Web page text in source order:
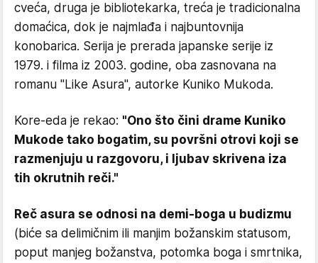
cveća, druga je bibliotekarka, treća je tradicionalna
domaćica, dok je najmlađa i najbuntovnija
konobarica. Serija je prerada japanske serije iz
1979. i filma iz 2003. godine, oba zasnovana na
romanu "Like Asura", autorke Kuniko Mukoda.
Kore-eda je rekao: "Ono što čini drame Kuniko
Mukode tako bogatim, su površni otrovi koji se
razmenjuju u razgovoru, i ljubav skrivena iza
tih okrutnih reči."
Reč asura se odnosi na demi-boga u budizmu
(biće sa delimičnim ili manjim božanskim statusom,
poput manjeg božanstva, potomka boga i smrtnika,